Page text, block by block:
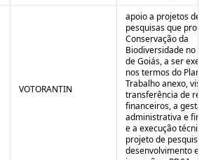
VOTORANTIN
apoio a projetos de
pesquisas que
Conservação da
Biodiversidade no
de Goiás, a ser
nos termos do
Trabalho anexo,
transferência de
financeiros, a
administrativa e
e a execução
projeto de pesquisa,
desenvolvimento e